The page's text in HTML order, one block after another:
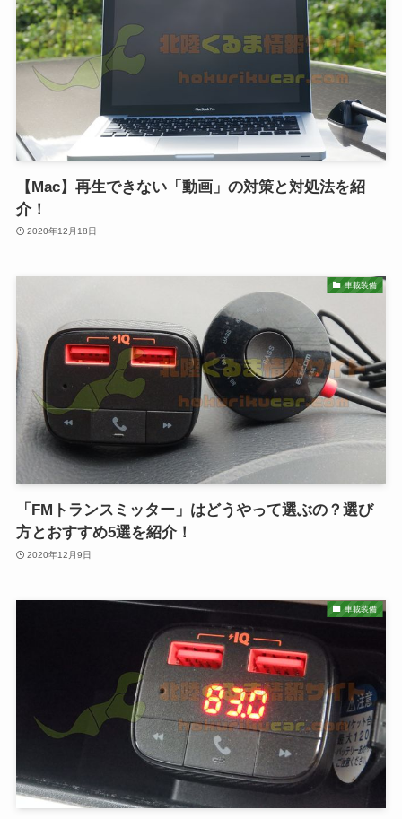
【Mac】再生できない「動画」の対策と対処法を紹
介！
2020年12月18日
車載装備
「FMトランスミッター」はどうやって選ぶの？選び
方とおすすめ5選を紹介！
2020年12月9日
車載装備